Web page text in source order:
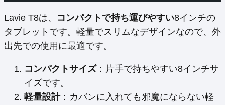
Lavie T8は、 コンパクトで持ち運びやすい8インチの
タブレットです。軽量でスリムなデザインなので、外
出先での使用に最適です。
コンパクトサイズ：片手で持ちやすい8インチサ
イズです。
軽量設計：カバンに入れても邪魔にならない軽